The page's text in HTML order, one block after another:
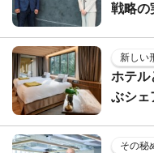
戦略の
新しい
ホテル
ぶシェ
その秘